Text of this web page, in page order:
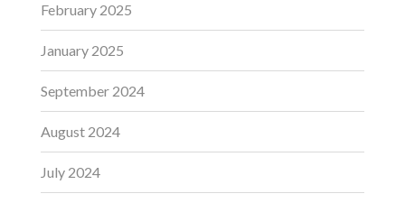
February 2025
January 2025
September 2024
August 2024
July 2024